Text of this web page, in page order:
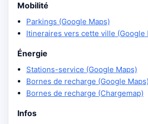
Mobilité
Parkings (Google Maps)
Itineraires vers cette ville (Google
Énergie
Stations-service (Google Maps)
Bornes de recharge (Google Maps)
Bornes de recharge (Chargemap)
Infos